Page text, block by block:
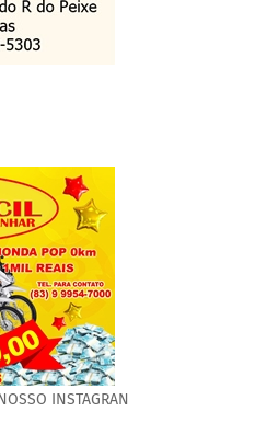
INSTAGRAN